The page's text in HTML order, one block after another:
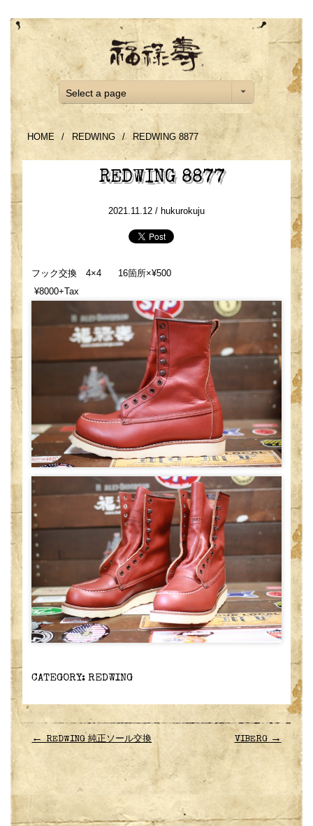
Select a page
HOME / REDWING / REDWING 8877
REDWING 8877
2021.11.12 / hukurokuju
フック交換 4×4 16箇所×¥500
¥8000+Tax
CATEGORY: REDWING
←REDWING 純正ソール交換 VIBERG →